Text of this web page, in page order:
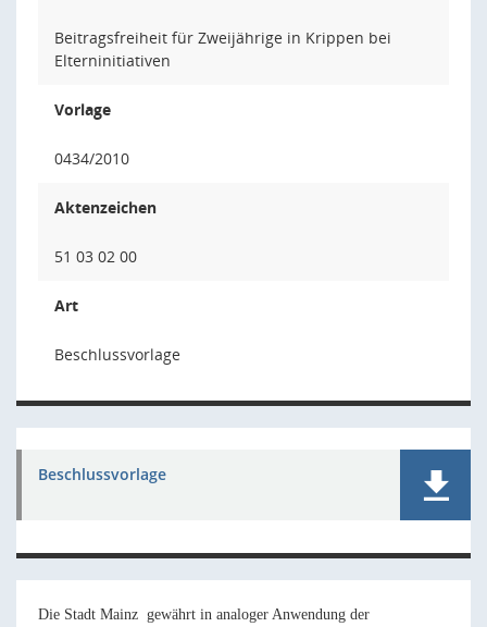
Beitragsfreiheit für Zweijährige in Krippen bei
Elterninitiativen
Vorlage
0434/2010
Aktenzeichen
51 03 02 00
Art
Beschlussvorlage
Beschlussvorlage
Die Stadt Mainz gewährt in analoger Anwendung der